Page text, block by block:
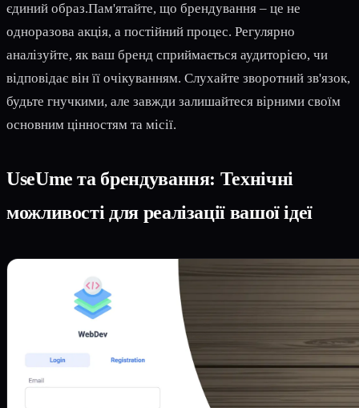
єдиний образ.Пам'ятайте, що брендування – це не
одноразова акція, а постійний процес. Регулярно
аналізуйте, як ваш бренд сприймається аудиторією, чи
відповідає він її очікуванням. Слухайте зворотний зв'язок,
будьте гнучкими, але завжди залишайтеся вірними своїм
основним цінностям та місії.
UseUme та брендування: Технічні
можливості для реалізації вашої ідеї